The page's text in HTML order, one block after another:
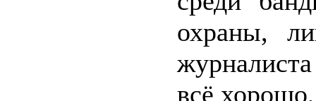
охраны,
всё